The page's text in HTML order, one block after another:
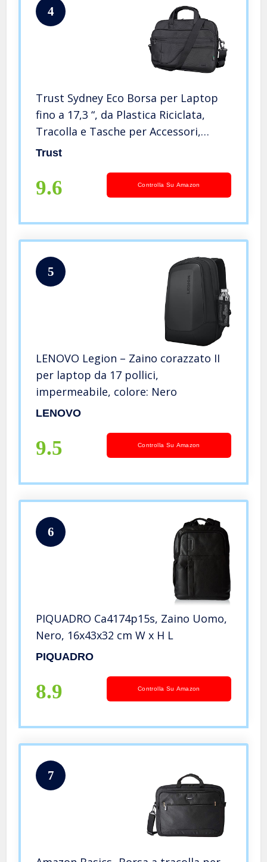
4
Trust Sydney Eco Borsa per Laptop
fino a 17,3 “, da Plastica Riciclata,
Tracolla e Tasche per Accessori,
Custodia da Trasporto Sostenibile
Nero
Trust
9.6 Controlla Su Amazon
5
LENOVO Legion – Zaino corazzato II
per laptop da 17 pollici,
impermeabile, colore: Nero
LENOVO
9.5 Controlla Su Amazon
6
PIQUADRO Ca4174p15s, Zaino Uomo,
Nero, 16x43x32 cm W x H L
PIQUADRO
8.9 Controlla Su Amazon
7